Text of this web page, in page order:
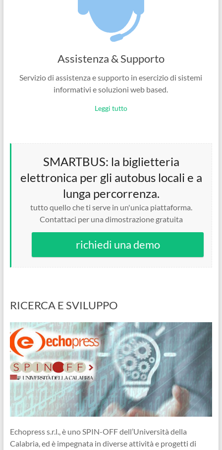
Assistenza & Supporto
Servizio di assistenza e supporto in esercizio di sistemi
informativi e soluzioni web based.
Leggi tutto
SMARTBUS: la biglietteria
elettronica per gli autobus locali e a
lunga percorrenza.
tutto quello che ti serve in un'unica piattaforma.
Contattaci per una dimostrazione gratuita
richiedi una demo
RICERCA E SVILUPPO
Echopress s.r.l., è uno SPIN-OFF dell’Università della
Calabria, ed è impegnata in diverse attività e progetti di